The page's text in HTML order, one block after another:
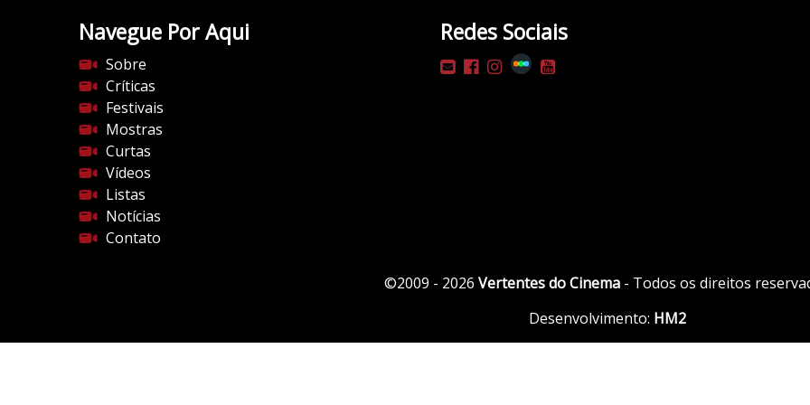
Navegue Por Aqui
Sobre
Críticas
Festivais
Mostras
Curtas
Vídeos
Listas
Notícias
Contato
Redes Sociais
©2009 - 2026 Vertentes do Cinema - Todos os direitos
Desenvolvimento: HM2